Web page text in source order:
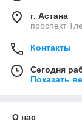
г. Астана
проспект
Контакты
Сегодня
Показать
О нас